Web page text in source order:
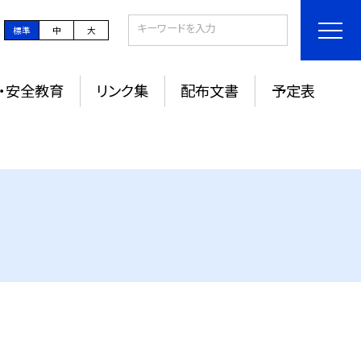
標準 中 大
安全教育 リンク集 配布文書 予定表